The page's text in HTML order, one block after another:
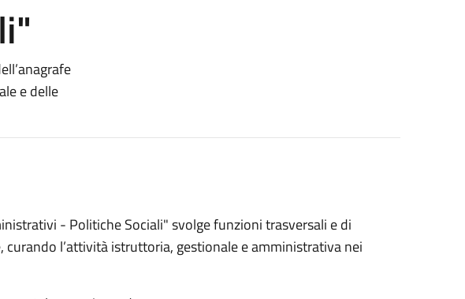
e delle
- Politiche Sociali" svolge funzioni trasversali e di
l’attività istruttoria, gestionale e amministrativa nei